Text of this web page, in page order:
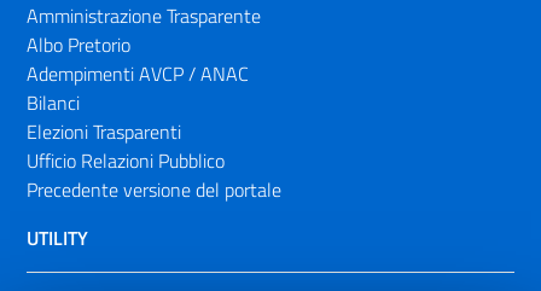
Amministrazione Trasparente
Albo Pretorio
Adempimenti AVCP / ANAC
Bilanci
Elezioni Trasparenti
Ufficio Relazioni Pubblico
Precedente versione del portale
UTILITY